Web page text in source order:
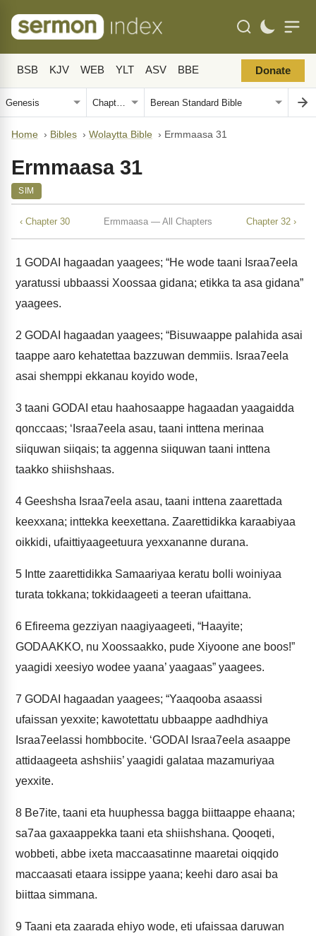
BSB KJV WEB YLT ASV BBE Donate
Home › Bibles › Wolaytta Bible › Ermmaasa 31
Ermmaasa 31
SIM
‹ Chapter 30 Ermmaasa — All Chapters Chapter 32 ›
1 GODAI hagaadan yaagees; “He wode taani Israa7eela
yaratussi ubbaassi Xoossaa gidana; etikka ta asa gidana”
yaagees.
2 GODAI hagaadan yaagees; “Bisuwaappe palahida asai
taappe aaro kehatettaa bazzuwan demmiis. Israa7eela
asai shemppi ekkanau koyido wode,
3 taani GODAI etau haahosaappe hagaadan yaagaidda
qonccaas; ‘Israa7eela asau, taani inttena merinaa
siiquwan siiqais; ta aggenna siiquwan taani inttena
taakko shiishshaas.
4 Geeshsha Israa7eela asau, taani inttena zaarettada
keexxana; inttekka keexettana. Zaarettidikka karaabiyaa
oikkidi, ufaittiyaageetuura yexxananne durana.
5 Intte zaarettidikka Samaariyaa keratu bolli woiniyaa
turata tokkana; tokkidaageeti a teeran ufaittana.
6 Efireema gezziyan naagiyaageeti, “Haayite;
GODAAKKO, nu Xoossaakko, pude Xiyoone ane boos!”
yaagidi xeesiyo wodee yaana’ yaagaas” yaagees.
7 GODAI hagaadan yaagees; “Yaaqooba asaassi
ufaissan yexxite; kawotettatu ubbaappe aadhdhiya
Israa7eelassi hombbocite. ‘GODAI Israa7eela asaappe
attidaageeta ashshiis’ yaagidi galataa mazamuriyaa
yexxite.
8 Be7ite, taani eta huuphessa bagga biittaappe ehaana;
sa7aa gaxaappekka taani eta shiishshana. Qooqeti,
wobbeti, abbe ixeta maccaasatinne maaretai oiqqido
maccaasati etaara issippe yaana; keehi daro asai ba
biittaa simmana.
9 Taani eta zaarada ehiyo wode, eti ufaissaa daruwan